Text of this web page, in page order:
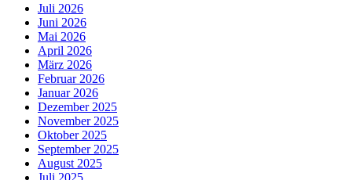
Juli 2026
Juni 2026
Mai 2026
April 2026
März 2026
Februar 2026
Januar 2026
Dezember 2025
November 2025
Oktober 2025
September 2025
August 2025
Juli 2025